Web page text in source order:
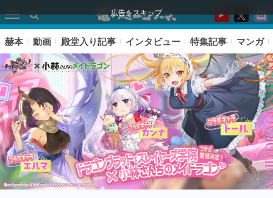
広告をスキップ
赫本 動画 殿堂入り記事 インタビュー 特集記事 マンガ